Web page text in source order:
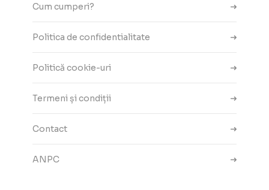
Cum cumperi?
Politica de confidentialitate
Politică cookie-uri
Termeni și condiții
Contact
ANPC